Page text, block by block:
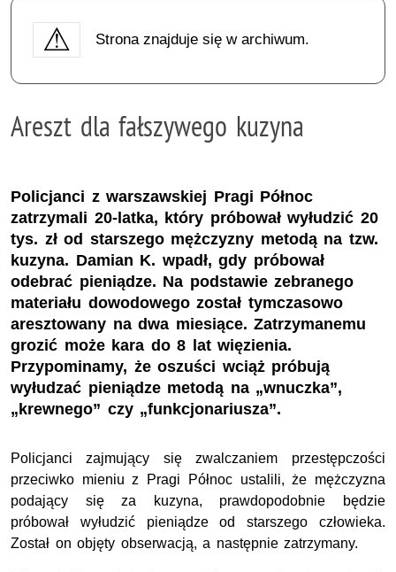
Strona znajduje się w archiwum.
Areszt dla fałszywego kuzyna
Policjanci z warszawskiej Pragi Północ
zatrzymali 20-latka, który próbował wyłudzić 20
tys. zł od starszego mężczyzny metodą na tzw.
kuzyna. Damian K. wpadł, gdy próbował
odebrać pieniądze. Na podstawie zebranego
materiału dowodowego został tymczasowo
aresztowany na dwa miesiące. Zatrzymanemu
grozić może kara do 8 lat więzienia.
Przypominamy, że oszuści wciąż próbują
wyłudzać pieniądze metodą na „wnuczka”,
„krewnego” czy „funkcjonariusza”.
Policjanci zajmujący się zwalczaniem przestępczości
przeciwko mieniu z Pragi Północ ustalili, że mężczyzna
podający się za kuzyna, prawdopodobnie będzie
próbował wyłudzić pieniądze od starszego człowieka.
Został on objęty obserwacją, a następnie zatrzymany.